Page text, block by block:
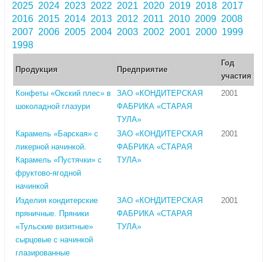
2025 2024 2023 2022 2021 2020 2019 2018 2017
2016 2015 2014 2013 2012 2011 2010 2009 2008
2007 2006 2005 2004 2003 2002 2001 2000 1999
1998
Продукция Предприятие
Год
участия
Конфеты «Окский плес» в
шоколадной глазури
ЗАО «КОНДИТЕРСКАЯ
ФАБРИКА «СТАРАЯ
ТУЛА»
2001
Карамель «Барская» с
ликерной начинкой.
Карамель «Пустячки» с
фруктово-ягодной
начинкой
ЗАО «КОНДИТЕРСКАЯ
ФАБРИКА «СТАРАЯ
ТУЛА»
2001
Изделия кондитерские
пряничные. Пряники
«Тульские визитные»
сырцовые с начинкой
глазированные
ЗАО «КОНДИТЕРСКАЯ
ФАБРИКА «СТАРАЯ
ТУЛА»
2001